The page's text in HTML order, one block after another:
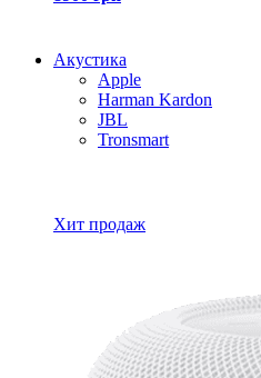
Акустика
Apple
Harman Kardon
JBL
Tronsmart
Хит продаж